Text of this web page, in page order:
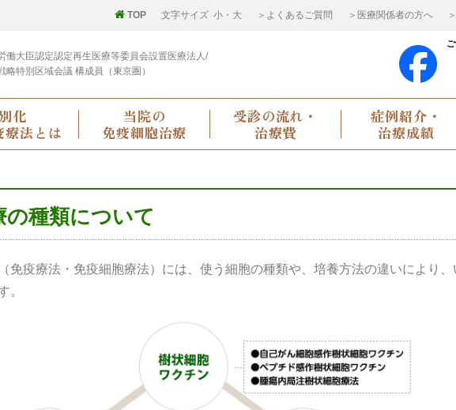
TOP 文字サイズ 小 ・ 大 ＞よくあるご質問 ＞医療関係者の方へ
働大臣認定認定再生医療等委員会設置医療法人/
略特別区域会議 構成員（東京圏）
化
療法とは
当院の
免疫細胞治療
受診の流れ・
治療費
症例紹介・
治療成績
の種類について
免疫療法・免疫細胞療法）には、使う細胞の種類や、培養方法の違いにより、
。